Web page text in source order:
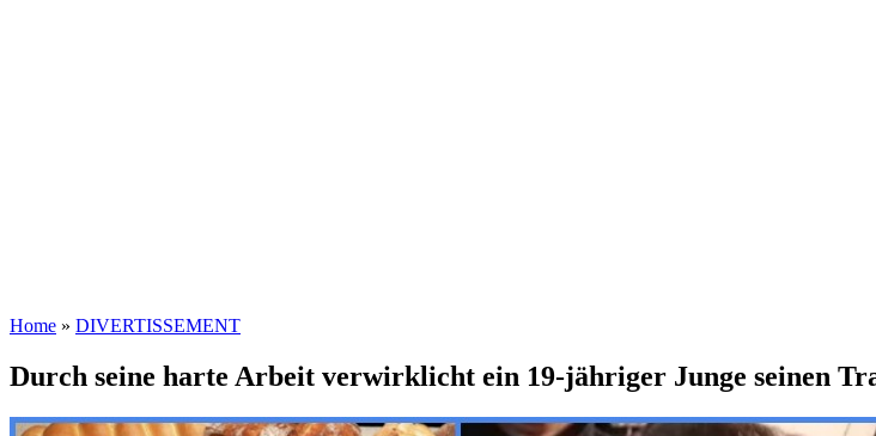
Home » DIVERTISSEMENT
Durch seine harte Arbeit verwirklicht ein 19-jähriger Junge seinen